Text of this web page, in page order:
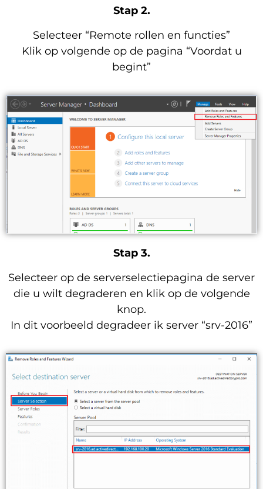
Stap 2.
Selecteer “Remote rollen en functies”
Klik op volgende op de pagina “Voordat u
begint”
Stap 3.
Selecteer op de serverselectiepagina de server
die u wilt degraderen en klik op de volgende
knop.
In dit voorbeeld degradeer ik server “srv-2016”